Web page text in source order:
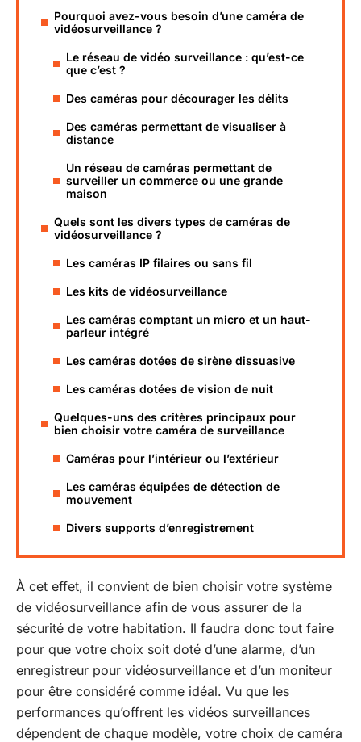
Pourquoi avez-vous besoin d’une caméra de
vidéosurveillance ?
Le réseau de vidéo surveillance : qu’est-ce
que c’est ?
Des caméras pour décourager les délits
Des caméras permettant de visualiser à
distance
Un réseau de caméras permettant de
surveiller un commerce ou une grande
maison
Quels sont les divers types de caméras de
vidéosurveillance ?
Les caméras IP filaires ou sans fil
Les kits de vidéosurveillance
Les caméras comptant un micro et un haut-
parleur intégré
Les caméras dotées de sirène dissuasive
Les caméras dotées de vision de nuit
Quelques-uns des critères principaux pour
bien choisir votre caméra de surveillance
Caméras pour l’intérieur ou l’extérieur
Les caméras équipées de détection de
mouvement
Divers supports d’enregistrement
À cet effet, il convient de bien choisir votre système
de vidéosurveillance afin de vous assurer de la
sécurité de votre habitation. Il faudra donc tout faire
pour que votre choix soit doté d’une alarme, d’un
enregistreur pour vidéosurveillance et d’un moniteur
pour être considéré comme idéal. Vu que les
performances qu’offrent les vidéos surveillances
dépendent de chaque modèle, votre choix de caméra